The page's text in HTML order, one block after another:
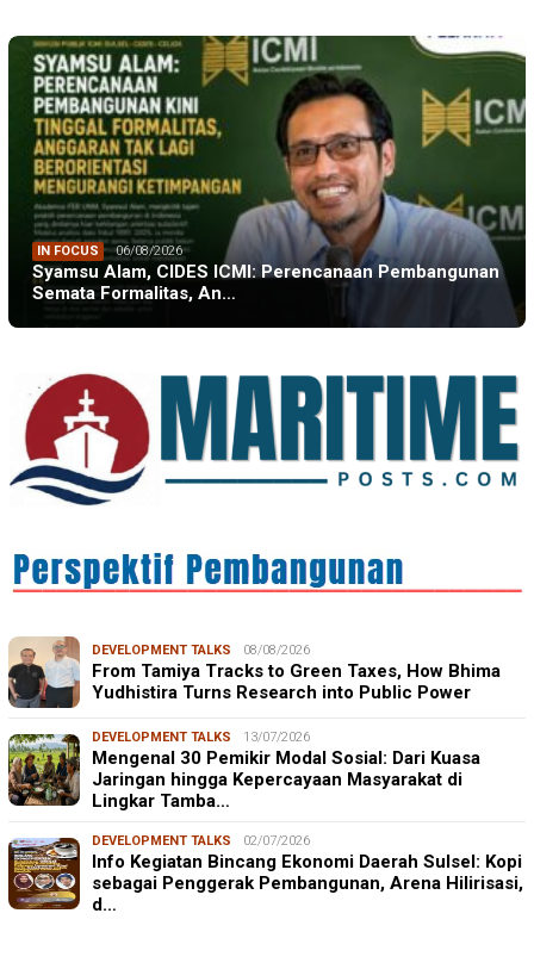
IN FOCUS 06/08/2026
Syamsu Alam, CIDES ICMI: Perencanaan Pembangunan
Semata Formalitas, An…
DEVELOPMENT TALKS 08/08/2026
From Tamiya Tracks to Green Taxes, How Bhima
Yudhistira Turns Research into Public Power
DEVELOPMENT TALKS 13/07/2026
Mengenal 30 Pemikir Modal Sosial: Dari Kuasa
Jaringan hingga Kepercayaan Masyarakat di
Lingkar Tamba…
DEVELOPMENT TALKS 02/07/2026
Info Kegiatan Bincang Ekonomi Daerah Sulsel: Kopi
sebagai Penggerak Pembangunan, Arena Hilirisasi,
d…